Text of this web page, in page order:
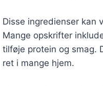
Disse ingredienser kan
Mange opskrifter
tilføje protein og smag.
ret i mange hjem.